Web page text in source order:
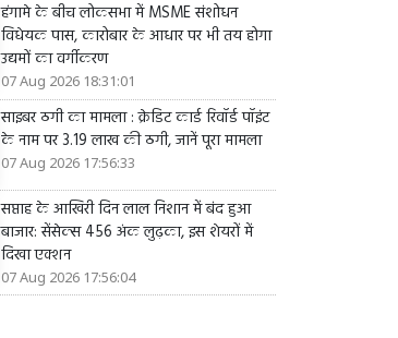
हंगामे के बीच लोकसभा में MSME संशोधन
विधेयक पास, कारोबार के आधार पर भी तय होगा
उद्यमों का वर्गीकरण
07 Aug 2026 18:31:01
साइबर ठगी का मामला : क्रेडिट कार्ड रिवॉर्ड पॉइंट
के नाम पर 3.19 लाख की ठगी, जानें पूरा मामला
07 Aug 2026 17:56:33
सप्ताह के आखिरी दिन लाल निशान में बंद हुआ
बाजार: सेंसेक्स 456 अंक लुढ़का, इस शेयरों में
दिखा एक्शन
07 Aug 2026 17:56:04